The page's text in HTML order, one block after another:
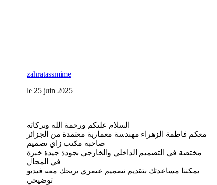
zahratassmime
le 25 juin 2025
السلام عليكم ورحمة الله وبركاته
معكم فاطمة الزهراء مهندسة معمارية معتمدة من الجزائر
صاحبة مكتب زاي تصميم
مختصة في التصميم الداخلي والخارجي بجودة جيدة خبرة
في المجال
يمكننا مساعدتك بتقديم تصميم عصري يريحك معه فيديو
توضيحي